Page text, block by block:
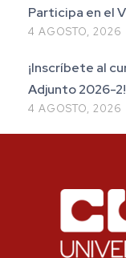
Participa en el
4 AGOSTO, 2026
¡Inscríbete al
Adjunto 2026-2!
4 AGOSTO, 2026